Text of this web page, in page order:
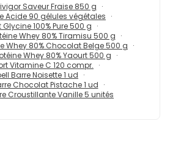
Saveur Fraise 850 g
Acide 90 gélules végétales
100% Pure 500 g
Whey 80% Tiramisu 500 g
Whey 80% Chocolat Belge 500 g
Whey 80% Yaourt 500 g
Vitamine C 120 compr.
Barre Noisette 1 ud
Chocolat Pistache 1 ud
Croustillante Vanille 5 unités